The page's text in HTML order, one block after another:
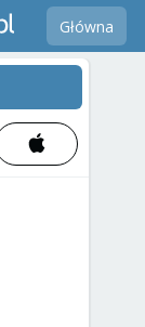
Główna